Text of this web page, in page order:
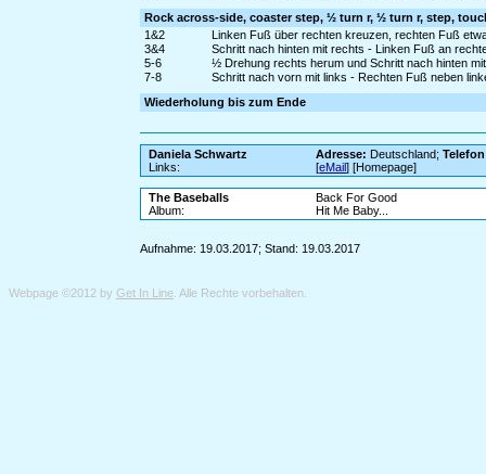
Rock across-side, coaster step, ½ turn r, ½ turn r, step,
1&2
Linken Fuß über rechten kreuzen, rechten Fuß
3&4
Schritt nach hinten mit rechts - Linken Fuß an
5-6
½ Drehung rechts herum und Schritt nach hinten
7-8
Schritt nach vorn mit links - Rechten Fuß neben
Wiederholung bis zum Ende
Daniela Schwartz Adresse: Deutschland;
Links:
[eMail] [Homepage]
The Baseballs
Back For Good
Album:
Hit Me Baby...
Aufnahme: 19.03.2017; Stand: 19.03.2017
Webpage ©2012 by Get In Line . Alle Rechte vorbehalten.